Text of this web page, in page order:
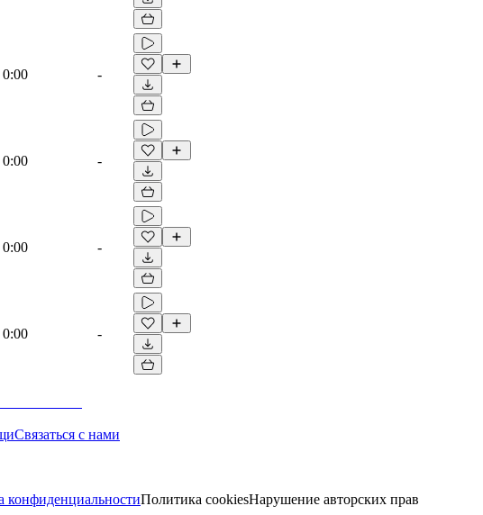
0:00 -
0:00 -
0:00 -
0:00 -
Связаться с нами
конфиденциальностиПолитика cookiesНарушение авторских прав